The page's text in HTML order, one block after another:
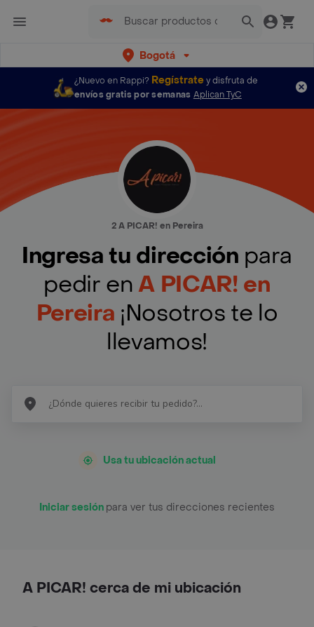
Bogotá
¿Nuevo en Rappi? Regístratey disfruta de
envíos gratis por semanas Aplican TyC
2 A PICAR! en Pereira
Ingresa tu dirección para
pedir enA PICAR! en
Pereira ¡Nosotros te lo
llevamos!
Usa tu ubicación actual
Iniciar sesión para ver tus direcciones recientes
A PICAR! cerca de mi ubicación